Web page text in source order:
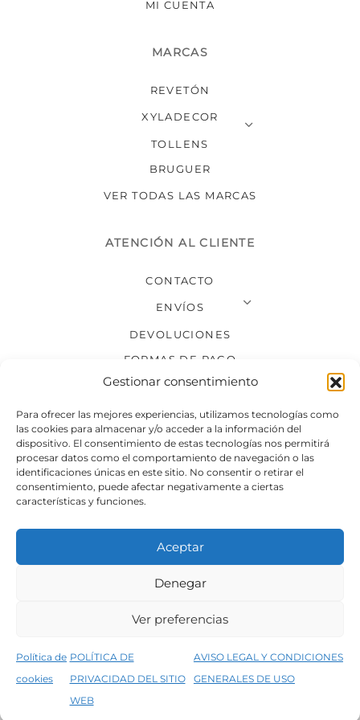
Gestionar consentimiento
Para ofrecer las mejores experiencias, utilizamos tecnologías como
las cookies para almacenar y/o acceder a la información del
dispositivo. El consentimiento de estas tecnologías nos permitirá
procesar datos como el comportamiento de navegación o las
identificaciones únicas en este sitio. No consentir o retirar el
consentimiento, puede afectar negativamente a ciertas
características y funciones.
Aceptar
Denegar
Ver preferencias
Política de
cookies
POLÍTICA DE
PRIVACIDAD DEL SITIO
WEB
AVISO LEGAL Y CONDICIONES
GENERALES DE USO
5% de descuento en tu primera compra, utiliza el código PRIMERACOMPRA
MI CUENTA
MARCAS
REVETÓN
XYLADECOR
TOLLENS
BRUGUER
VER TODAS LAS MARCAS
ATENCIÓN AL CLIENTE
CONTACTO
ENVÍOS
DEVOLUCIONES
FORMAS DE PAGO
SÍGUENOS
Condiciones generales de venta
Política de privacidad del sitio web
©2026 Decopintur- todos los derechos